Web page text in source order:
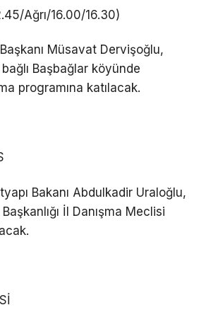
Ağrı/16.00/16.30)
Müsavat Dervişoğlu,
Başbağlar köyünde
programına katılacak.
Bakanı Abdulkadir Uraloğlu,
İl Danışma Meclisi